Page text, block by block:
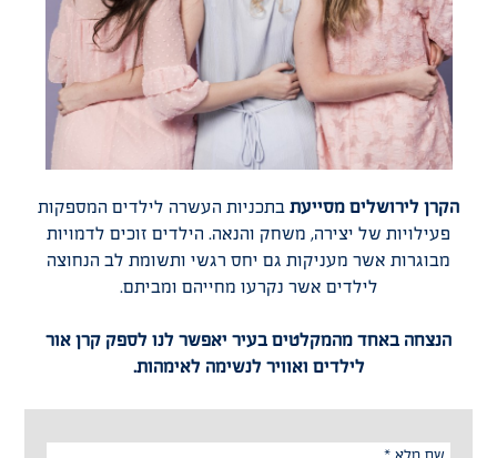
הקרן לירושלים מסייעת בתכניות העשרה לילדים המספקות
פעילויות של יצירה, משחק והנאה. הילדים זוכים לדמויות
מבוגרות אשר מעניקות גם יחס רגשי ותשומת לב הנחוצה
לילדים אשר נקרעו מחייהם ומביתם.
הנצחה באחד מהמקלטים בעיר יאפשר לנו לספק קרן אור
לילדים ואוויר לנשימה לאימהות.